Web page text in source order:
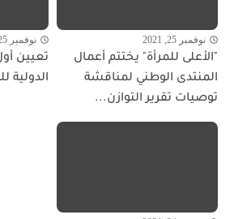
نوفمبر 25, 2021
"الأعلى للمرأة" يختتم أعمال
المنتدى الوطني لمناقشة
توصيات تقرير التوازن...
نوفمبر 25, 2021
تعيين
الدولية